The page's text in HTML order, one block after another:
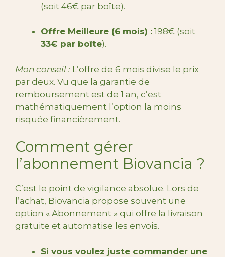
(soit 46€ par boîte).
Offre Meilleure (6 mois) : 198€ (soit
33€ par boîte).
Mon conseil : L’offre de 6 mois divise le prix
par deux. Vu que la garantie de
remboursement est de 1 an, c’est
mathématiquement l’option la moins
risquée financièrement.
Comment gérer
l’abonnement Biovancia ?
C’est le point de vigilance absolue. Lors de
l’achat, Biovancia propose souvent une
option « Abonnement » qui offre la livraison
gratuite et automatise les envois.
Si vous voulez juste commander une